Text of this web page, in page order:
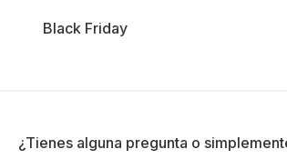
Black Friday
¿Tienes alguna pregunta o